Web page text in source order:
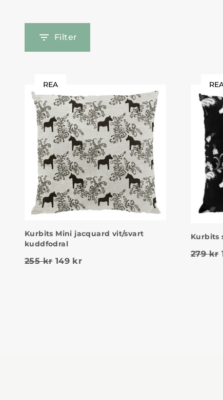
Filter
REA
Kurbits Mini jacquard vit/svart
kuddfodral
255kr Det ursprungliga priset var: 255 kr.
149 krDet nuvarande priset är: 149 kr.
Kurbits
279kr